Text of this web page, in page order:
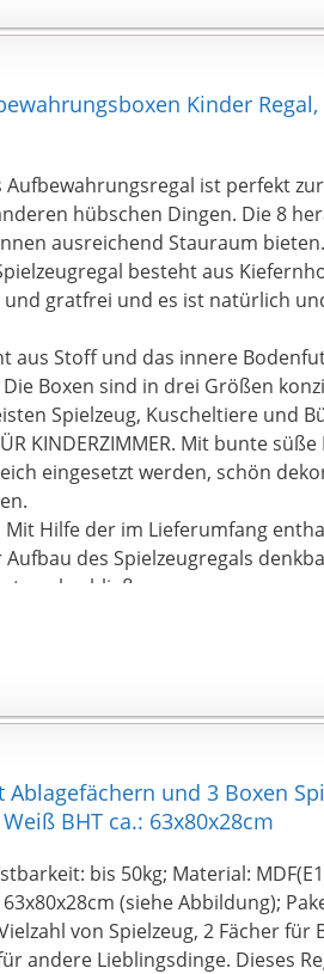
Kinder
Aufbewahrungsregal ist perfekt
hübschen Dingen. Die 8
ausreichend Stauraum bieten.
Spielzeugregal besteht aus
und gratfrei und es ist natürlich
aus Stoff und das innere
Boxen sind in drei Größen
Spielzeug, Kuscheltiere und
KINDERZIMMER. Mit bunte
eingesetzt werden, schön
Mit Hilfe der im Lieferumfang
des Spielzeugregals
abschließen.
und 3 Boxen
BHT ca.: 63x80x28cm
bis 50kg; Material:
(siehe Abbildung);
von Spielzeug, 2 Fächer für
andere Lieblingsdinge. Dieses